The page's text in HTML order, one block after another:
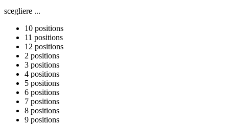
scegliere ...
10 positions
11 positions
12 positions
2 positions
3 positions
4 positions
5 positions
6 positions
7 positions
8 positions
9 positions